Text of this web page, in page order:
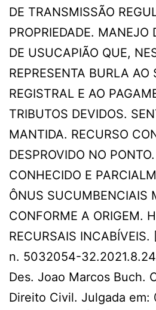
DE TRANSMISSÃO
PROPRIEDADE. MANEJO
DE USUCAPIÃO QUE,
REPRESENTA BURLA AO
REGISTRAL E AO
TRIBUTOS DEVIDOS.
MANTIDA. RECURSO
DESPROVIDO NO
CONHECIDO E
ÔNUS SUCUMBENCIAIS
CONFORME A ORIGEM.
RECURSAIS
n. 5032054-
Des. Joao Marcos Buch.
Direito Civil. Julgada em: